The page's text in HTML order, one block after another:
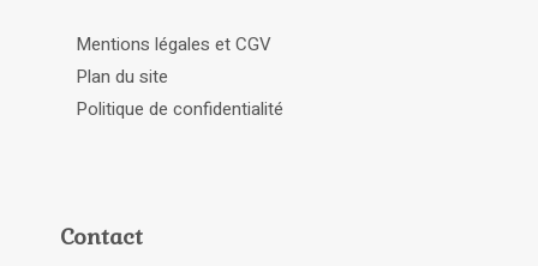
Mentions légales et CGV
Plan du site
Politique de confidentialité
Contact